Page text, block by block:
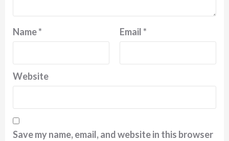
Name* Email*
Website
Save my name, email, and website in this browser